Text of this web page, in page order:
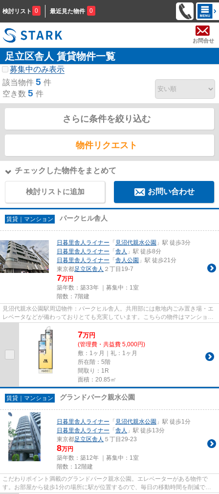
検討リスト 0 最近見た物件 0
お問合せ
足立区舎人 賃貸物件一覧
募集中のみ表示
該当物件 5 件
空き数 5 件
さらに条件を絞り込む
物件リクエスト
チェックした物件をまとめて
検討リストに追加 お問い合わせ
賃貸｜マンション パークヒル舎人
日暮里舎人ライナー 「 見沼代親水公園 」駅 徒歩3分
日暮里舎人ライナー 「 舎人 」駅 徒歩8分
日暮里舎人ライナー 「 舎人公園 」駅 徒歩21分
東京都足立区舎人 ２丁目19-7
7万円
築年数：築33年 ｜募集中： 1室
階数：7階建
見沼代親水公園駅周辺物件：パークヒル舎人。共用部には敷地内ごみ置き場・エ
レベータなどが備わっておりとても充実しています。こちらの物件はマンション
です。徒歩3分に駅がある物件...
7万円
(管理費・共益費 5,000円)
敷：1ヶ月｜礼：1ヶ月
所在階：5階
間取り：1R
面積：20.85㎡
賃貸｜マンション グランドパーク親水公園
日暮里舎人ライナー 「 見沼代親水公園 」駅 徒歩1分
日暮里舎人ライナー 「 舎人 」駅 徒歩13分
東京都足立区舎人 ５丁目29-23
8万円
築年数：築12年 ｜募集中： 1室
階数：12階建
こだわりポイント満載のグランドパーク親水公園。エレベーターがある物件で
す。お部屋から徒歩1分の場所に駅が位置するので、毎日の移動時間を削減でき